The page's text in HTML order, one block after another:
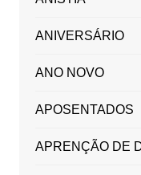
ANIVERSÁRIO
ANO NOVO
APOSENTADOS
APRENÇÃO DE